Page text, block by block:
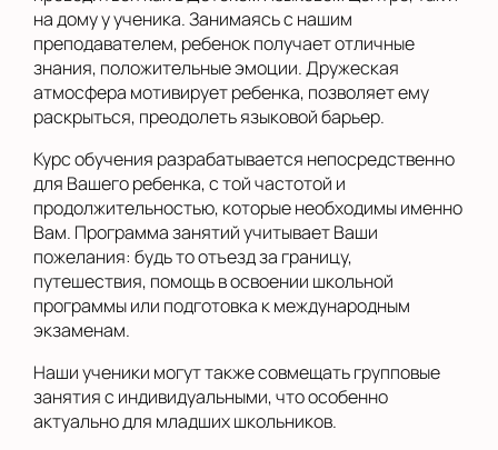
на дому у ученика. Занимаясь с нашим
преподавателем, ребенок получает отличные
знания, положительные эмоции. Дружеская
атмосфера мотивирует ребенка, позволяет ему
раскрыться, преодолеть языковой барьер.
Курс обучения разрабатывается непосредственно
для Вашего ребенка, с той частотой и
продолжительностью, которые необходимы именно
Вам. Программа занятий учитывает Ваши
пожелания: будь то отъезд за границу,
путешествия, помощь в освоении школьной
программы или подготовка к международным
экзаменам.
Наши ученики могут также совмещать групповые
занятия с индивидуальными, что особенно
актуально для младших школьников.